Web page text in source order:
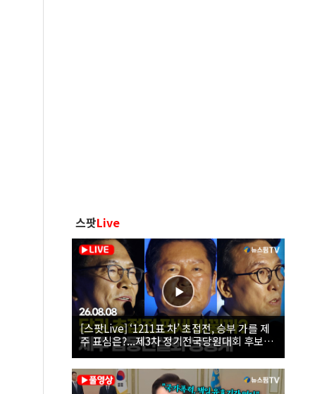
스팟Live
[스팟Live] ‘1211표 차’ 초접전, 승부 가를 제
주 표심은?...제3차 정기전국당원대회 후보자
제주 합동연설회 생중계 | 26.08.08